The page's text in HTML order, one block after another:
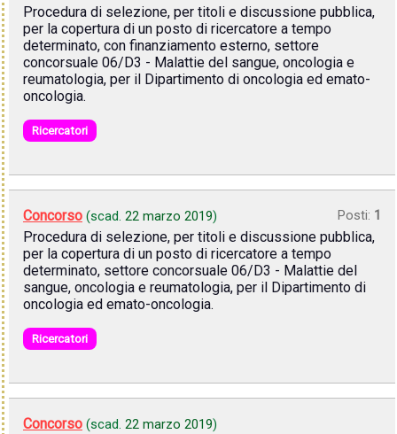
Procedura di selezione, per titoli e discussione pubblica,
per la copertura di un posto di ricercatore a tempo
determinato, con finanziamento esterno, settore
concorsuale 06/D3 - Malattie del sangue, oncologia e
reumatologia, per il Dipartimento di oncologia ed emato-
oncologia.
Ricercatori
Concorso (scad. 22 marzo 2019) Posti: 1
Procedura di selezione, per titoli e discussione pubblica,
per la copertura di un posto di ricercatore a tempo
determinato, settore concorsuale 06/D3 - Malattie del
sangue, oncologia e reumatologia, per il Dipartimento di
oncologia ed emato-oncologia.
Ricercatori
Concorso (scad. 22 marzo 2019)